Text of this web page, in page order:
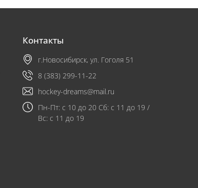
Контакты
г.Новосибирск, ул. Гоголя 51
8 (383) 299-11-22
hockey-dreams@mail.ru
Пн-Пт: с 10 до 20 Сб: с 11 до 19 /
Вс: с 11 до 19